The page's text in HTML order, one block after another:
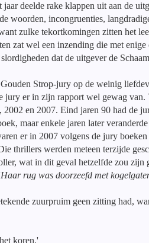
deelde rake klappen uit aan de
woorden, incongruenties,
zulke tekortkomingen zitten het
zat wel een inzending die met
dat de uitgever de
Strop-jury op de weinig
jury er in zijn rapport wel gewag van.
en 2007. Eind jaren 90 had de
maar enkele jaren later
er in 2007 volgens de jury
thrillers werden meteen terzijde
wat in dit geval hetzelfde zou
Haar rug was doorzeefd met
zuurpruim geen zitting had,
koren.'